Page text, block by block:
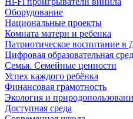
Оборудование
Национальные проекты
Комната матери и ребенка
Патриотическое воспитание
Цифровая образовательная
Семья. Семейные ценности
Успех каждого ребёнка
Финансовая грамотность
Экология и
Доступная среда